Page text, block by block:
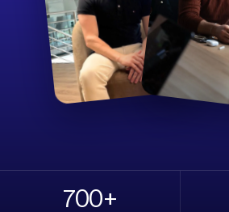
700+